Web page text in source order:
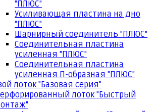
"ПЛЮС"
Усиливающая пластина на дно
"ПЛЮС"
Шарнирный соединитель "ПЛЮС"
Соединительная пластина
усиленная "ПЛЮС"
Соединительная пластина
усиленная П-образная "ПЛЮС"
лоток "Базовая серия"
лоток "Быстрый